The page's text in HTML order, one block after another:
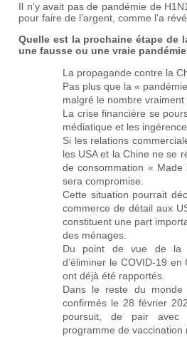
Il n’y avait pas de pandémie de
pour faire de l’argent, comme l’a
Quelle est la prochaine étape de
une fausse ou une vraie
La propagande contre la
Pas plus que la «
malgré le nombre
La crise financière se
médiatique et les
Si les relations
les USA et la Chine ne se
de consommation «
sera compromise.
Cette situation pourrait
commerce de détail aux
constituent une part
des ménages.
Du point de vue de la
d’éliminer le COVID-19
ont déjà été rapportés.
Dans le reste du
confirmés le 28 février
poursuit, de pair avec
programme de vaccination